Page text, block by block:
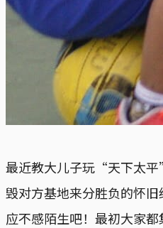
最近教大儿子玩“天下太
毁对方基地来分胜负的怀
应不感陌生吧！最初大家